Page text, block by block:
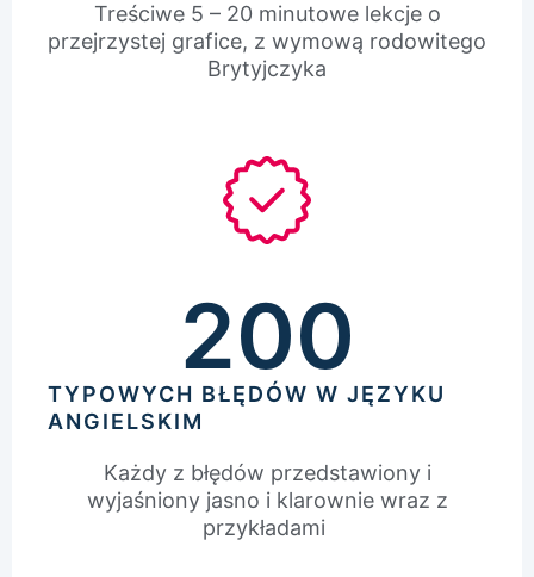
Treściwe 5 – 20 minutowe lekcje o
przejrzystej grafice, z wymową rodowitego
Brytyjczyka
TYPOWYCH BŁĘDÓW W JĘZYKU
ANGIELSKIM
200
Każdy z błędów przedstawiony i
wyjaśniony jasno i klarownie wraz z
przykładami